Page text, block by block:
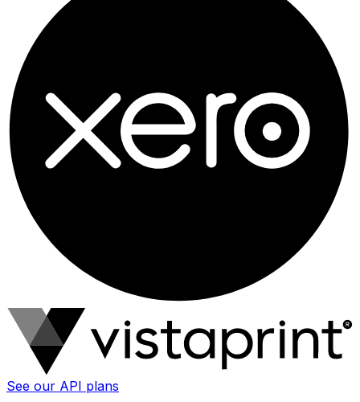
See our API plans